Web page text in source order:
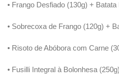
• Frango Desfiado (130g) +
• Sobrecoxa de Frango (120g) +
• Risoto de Abóbora com Carne
• Fusilli Integral à Bolonhesa